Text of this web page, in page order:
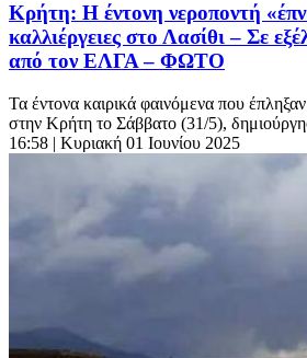
Κρήτη: Η έντονη νεροποντή
καλλιέργειες στο Λασίθι – Σε
από τον ΕΛΓΑ – ΦΩΤΟ
Τα έντονα καιρικά φαινόμενα που
στην Κρήτη το Σάββατο (31/5),
16:58 | Κυριακή 01 Ιουνίου 2025